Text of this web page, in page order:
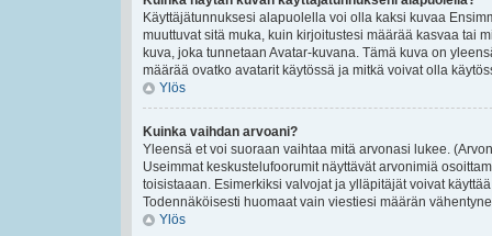
Käyttäjätunnuksesi alapuolella voi olla kaksi kuvaa
muuttuvat sitä muka, kuin kirjoitustesi määrää kasvaa tai
kuva, joka tunnetaan Avatar-kuvana. Tämä kuva on
määrää ovatko avatarit käytössä ja mitkä voivat olla
Ylös
Kuinka vaihdan arvoani?
Yleensä et voi suoraan vaihtaa mitä arvonasi lukee.
Useimmat keskustelufoorumit näyttävät arvonimiä
toisistaaan. Esimerkiksi valvojat ja ylläpitäjät voivat
Todennäköisesti huomaat vain viestiesi määrän
Ylös